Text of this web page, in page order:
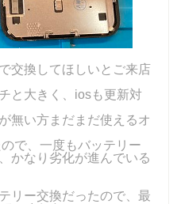
交換してほしいとご来店
と大きく、iosも更新対
無い方まだまだ使えるオ
で、一度もバッテリー
かなり劣化が進んでいる
リー交換だったので、最